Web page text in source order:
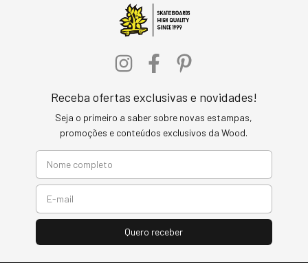
Receba ofertas exclusivas e novidades!
Seja o primeiro a saber sobre novas estampas,
promoções e conteúdos exclusivos da Wood.